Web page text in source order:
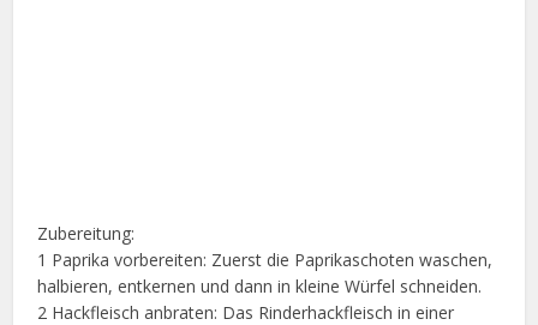
Zubereitung:
1 Paprika vorbereiten: Zuerst die Paprikaschoten waschen,
halbieren, entkernen und dann in kleine Würfel schneiden.
2 Hackfleisch anbraten: Das Rinderhackfleisch in einer